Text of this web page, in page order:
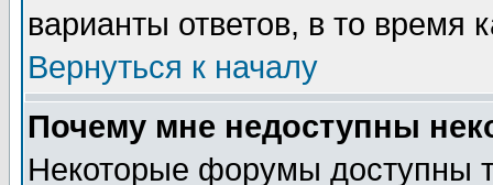
варианты ответов, в то время
Вернуться к началу
Почему мне недоступны
Некоторые форумы доступны